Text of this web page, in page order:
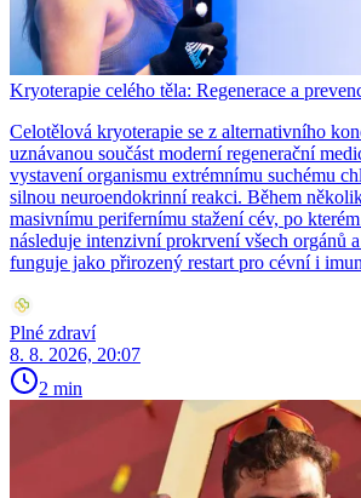
Kryoterapie celého těla: Regenerace a
Celotělová kryoterapie se z alternativního
uznávanou součást moderní regenerační
vystavení organismu extrémnímu suchému
silnou neuroendokrinní reakci. Během
masivnímu perifernímu stažení cév, po
následuje intenzivní prokrvení všech orgánů
funguje jako přirozený restart pro cévní i
Plné zdraví
8. 8. 2026, 20:07
2 min